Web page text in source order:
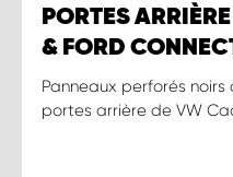
PORTES
& FORD
Panneaux perforés
portes arrière de VW